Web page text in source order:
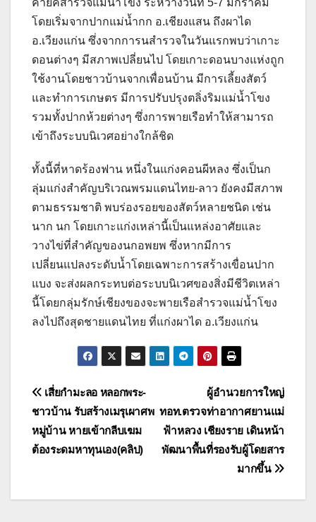
โดยเริ่มจากปากแม่น้ำกก อ.เชียงแสน ถึงผาได
อ.เวียงแก่น ซึ่งจากการนสำรวจในวันแรกพบว่าเกาะ
ดอนต่างๆ มีสภาพเปลี่ยนไป โดยเกาะดอนบางแห่งถูก
ใช้งานโดยชาวบ้านจากเพื่อนบ้าน มีการเลี้ยงสัตว์
และทำการเกษตร มีการปรับปรุงตลิ่งริมแม่น้ำโขง
รวมทั้งปากห้วยต่างๆ ซึ่งการพายเรือทำให้สามารถ
เข้าถึงระบบนิเวศอย่างใกล้ชิด
ทั้งนี้ที่หาดร้องฟาน หนึ่งในแก่งคอนผีหลง ซึ่งเป็นก
ลุ่มแก่งสำคัญบริเวณพรมแดนไทย-ลาว ยังคงมีสภาพ
ตามธรรมชาติ พบร่องรอยของสัตว์หลายชนิด เช่น
นาก นก โดยเกาะแก่งเหล่านี้เป็นแหล่งอาศัยและ
วางไข่ที่สำคัญของนกอพยพ ซึ่งหากมีการ
เปลี่ยนแปลงระดับน้ำโดยเฉพาะการสร้างเขื่อนปาก
แบง จะส่งผลกระทบต่อระบบนิเวศของสิ่งมีชีวิตเหล่า
นี้โดยกลุ่มรักษ์เชียงของจะพายเรือสำรวจแม่น้ำโขง
ลงไปถึงสุดชายแดนไทย ที่แก่งผาได อ.เวียงแก่น
แนะแนว
เรื่อง
ผู้อำนวยการใหญ่
ทอท.ตรวจท่าอากาศยานแม่
ฟ้าหลวง เชียงราย เดินหน้า
พัฒนาพื้นที่รองรับผู้โดยสาร
มากขึ้น
เสี่ยกำมะลอ หลอกพระ-
ชาวบ้าน รับสร้างเมรุเผาศพ
หมู่บ้าน หายเข้ากลีบเฆม
ต้องระดมหาทุนเอง(คลิป)